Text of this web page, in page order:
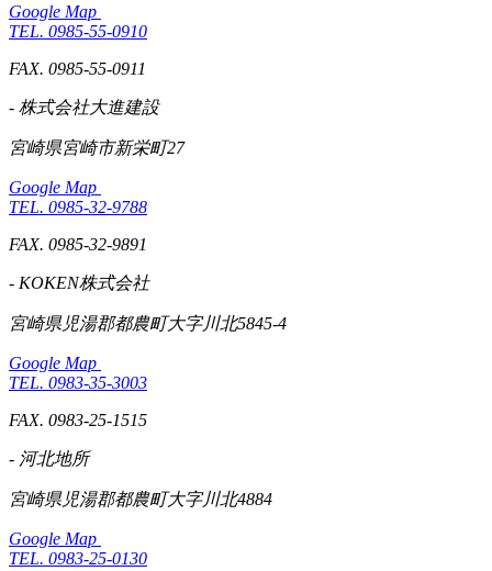
Google Map
TEL. 0985-55-0910
FAX. 0985-55-0911
- 株式会社大進建設
宮崎県宮崎市新栄町27
Google Map
TEL. 0985-32-9788
FAX. 0985-32-9891
- KOKEN株式会社
宮崎県児湯郡都農町大字川北5845-4
Google Map
TEL. 0983-35-3003
FAX. 0983-25-1515
- 河北地所
宮崎県児湯郡都農町大字川北4884
Google Map
TEL. 0983-25-0130